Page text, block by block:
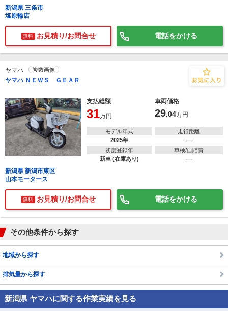
新潟県 三条市
塩原輪店
無料 お見積り/お問合せ 電話をかける
ヤマハ 複数画像
ヤマハ ＮＥＷＳ ＧＥＡＲ
支払総額 車両価格
31万円 29.04万円
モデル年式
2025年
走行距離
―
初度登録年
新車 (在庫あり)
車検/自賠責
―
新潟県 新潟市東区
山本モータース
無料 お見積り/お問合せ 電話をかける
その他条件から探す
地域から探す
排気量から探す
新潟県 ヤマハに関する作業実績を見る